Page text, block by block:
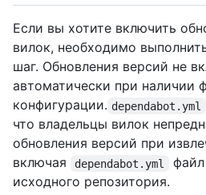
Если вы хотите включить
вилок, необходимо
шаг. Обновления версий не
автоматически при наличии
конфигурации. dependabot.yml
что владельцы вилок
обновления версий при
включая
dependabot.yml
исходного репозитория.